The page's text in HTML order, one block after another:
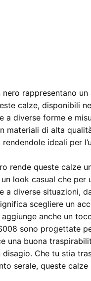
rappresentano
calze, disponibili
a diverse forme e
materiali di alta
ideali per
rende queste calze
look casual che per
a diverse situazioni,
scegliere un
anche un
sono progettate
una buona
disagio. Che tu stia
serale, queste